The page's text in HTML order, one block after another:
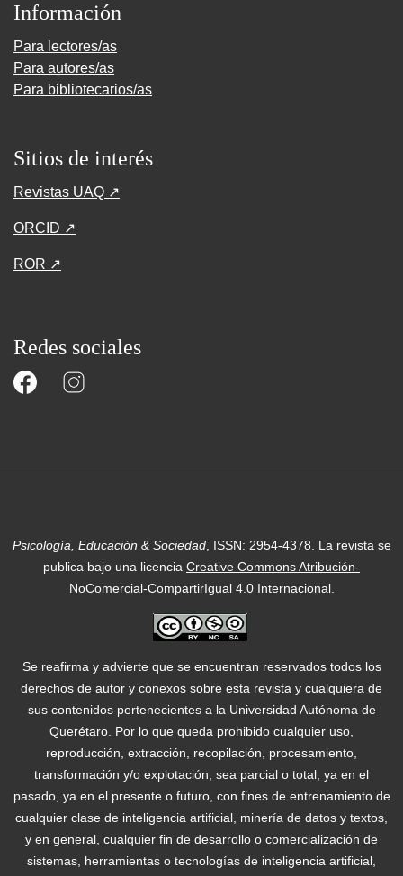
Información
Para lectores/as
Para autores/as
Para bibliotecarios/as
Sitios de interés
Revistas UAQ ↗
ORCID ↗
ROR ↗
Redes sociales
Psicología, Educación & Sociedad, ISSN: 2954-4378. La revista se
publica bajo una licencia Creative Commons Atribución-
NoComercial-CompartirIgual 4.0 Internacional.
Se reafirma y advierte que se encuentran reservados todos los
derechos de autor y conexos sobre esta revista y cualquiera de
sus contenidos pertenecientes a la Universidad Autónoma de
Querétaro. Por lo que queda prohibido cualquier uso,
reproducción, extracción, recopilación, procesamiento,
transformación y/o explotación, sea parcial o total, ya en el
pasado, ya en el presente o futuro, con fines de entrenamiento de
cualquier clase de inteligencia artificial, minería de datos y textos,
y en general, cualquier fin de desarrollo o comercialización de
sistemas, herramientas o tecnologías de inteligencia artificial,